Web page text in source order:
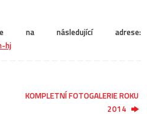
na následující adrese:
hj
KOMPLETNÍ FOTOGALERIE ROKU
2014